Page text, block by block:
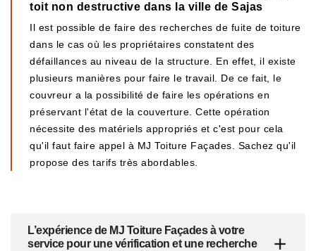
toit non destructive dans la ville de Sajas
Il est possible de faire des recherches de fuite de toiture
dans le cas où les propriétaires constatent des
défaillances au niveau de la structure. En effet, il existe
plusieurs manières pour faire le travail. De ce fait, le
couvreur a la possibilité de faire les opérations en
préservant l'état de la couverture. Cette opération
nécessite des matériels appropriés et c'est pour cela
qu'il faut faire appel à MJ Toiture Façades. Sachez qu'il
propose des tarifs très abordables.
L’expérience de MJ Toiture Façades à votre
service pour une vérification et une recherche